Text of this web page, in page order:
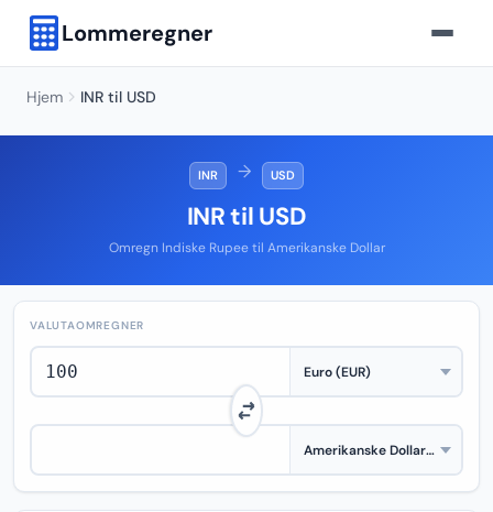
Lommeregner
Hjem INR til USD
INR → USD
INR til USD
Omregn Indiske Rupee til Amerikanske Dollar
VALUTAOMREGNER